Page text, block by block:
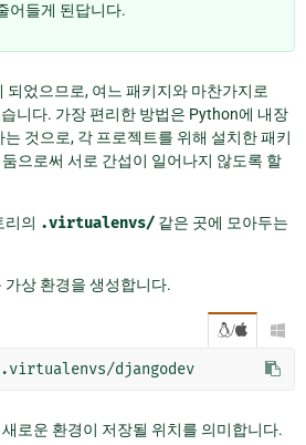
어들게 된답니다.
되었으므로, 여느 패키지와 마찬가지로
니다. 가장 편리한 방법은 Python에 내장
것으로, 각 프로젝트를 위해 설치한 패키
으로써 서로 간섭이 일어나지 않도록 할
리의 .virtualenvs/ 같은 곳에 모아두는
상 환경을 생성합니다.
/ 
로운 환경이 저장될 위치를 의미합니다.